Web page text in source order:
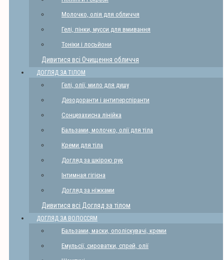
Молочко, олія для обличчя
Гелі, пінки, мусси для вмивання
Тоніки і лосьйони
Дивитися всі Очищення обличчя
ДОГЛЯД ЗА ТІЛОМ
Гелі, олії, мило для душу
Дезодоранти і антиперспіранти
Сонцезахисна лінійка
Бальзами, молочко, олії для тіла
Креми для тіла
Догляд за шкірою рук
Інтимная гігієна
Догляд за ніжками
Дивитися всі Догляд за тілом
ДОГЛЯД ЗА ВОЛОССЯМ
Бальзами, маски, ополіскувачі, креми
Емульсії, сироватки, спрей, олії